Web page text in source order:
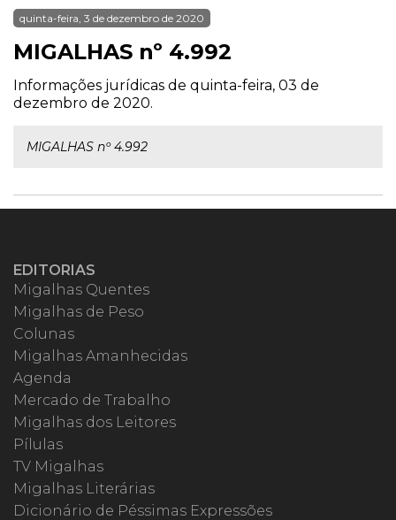
quinta-feira, 3 de dezembro de 2020
MIGALHAS nº 4.992
Informações jurídicas de quinta-feira, 03 de
dezembro de 2020.
MIGALHAS nº 4.992
EDITORIAS
Migalhas Quentes
Migalhas de Peso
Colunas
Migalhas Amanhecidas
Agenda
Mercado de Trabalho
Migalhas dos Leitores
Pílulas
TV Migalhas
Migalhas Literárias
Dicionário de Péssimas Expressões